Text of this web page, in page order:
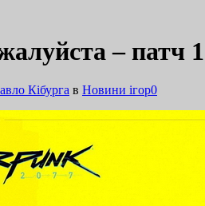
– патч
Кібурга в Новини ігор0